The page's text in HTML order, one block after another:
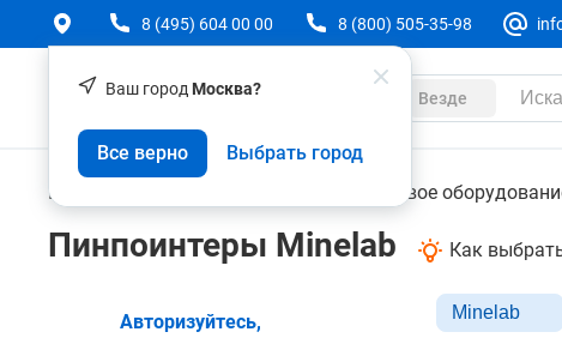
Ваш город Москва?
Все верно Выбрать город
8 (495) 604 00 00 8 (800) 505-35-98
Везде
Геодезическое оборудование Поисковое
Пинпоинтеры Minelab Как
Авторизуйтесь,
Minelab